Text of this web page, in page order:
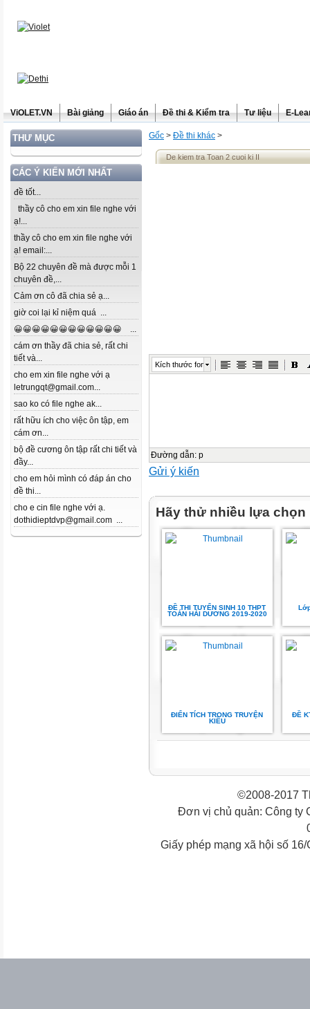
ViOLET.VN Bài giảng Giáo án Đề thi & Kiểm tra Tư liệu E-
THƯ MỤC
CÁC Ý KIẾN MỚI NHẤT
đề tốt...
thầy cô cho em xin file nghe với
ạ!...
thầy cô cho em xin file nghe với
ạ! email:...
Bộ 22 chuyên đề mà được mỗi 1
chuyên đề,...
Cảm ơn cô đã chia sẻ ạ...
giờ coi lại kỉ niệm quá ...
😀😀😀😀😀😀😀😀😀😀😀😀 ...
cám ơn thầy đã chia sẻ, rất chi
tiết và...
cho em xin file nghe với ạ
letrungqt@gmail.com...
sao ko có file nghe ak...
rất hữu ích cho việc ôn tập, em
cám ơn...
bộ đề cương ôn tập rất chi tiết và
đầy...
cho em hỏi mình có đáp án cho
đề thi...
cho e cin file nghe với ạ.
dothidieptdvp@gmail.com ...
Gốc > Đề thi khác >
De kiem tra Toan 2 cuoi ki II
Kích thước font
Đường dẫn: p
Gửi ý kiến
Hãy thử nhiều lựa chọn
ĐỀ THI TUYỂN SINH 10 THPT
TOÁN HẢI DƯƠNG 2019-2020
ĐIỂN TÍCH TRONG TRUYỆN
KIỀU
ĐỀ
©2008-2017
Đơn vị chủ quản: Công ty
Giấy phép mạng xã hội số